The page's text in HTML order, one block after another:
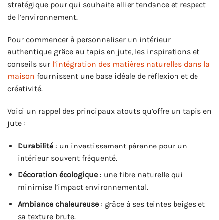
stratégique pour qui souhaite allier tendance et respect
de l’environnement.
Pour commencer à personnaliser un intérieur
authentique grâce au tapis en jute, les inspirations et
conseils sur l’intégration des matières naturelles dans la
maison fournissent une base idéale de réflexion et de
créativité.
Voici un rappel des principaux atouts qu’offre un tapis en
jute :
Durabilité: un investissement pérenne pour un
intérieur souvent fréquenté.
Décoration écologique: une fibre naturelle qui
minimise l’impact environnemental.
Ambiance chaleureuse: grâce à ses teintes beiges et
sa texture brute.